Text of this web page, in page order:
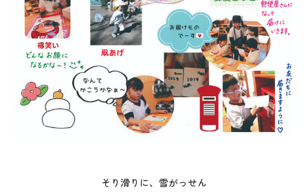
そり滑りに、雪がっせん